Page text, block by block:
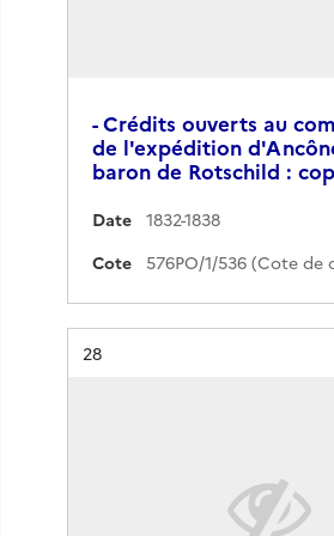
- Crédits ouverts au
de l'expédition
baron de Rotschild :
Date
1832-1838
Cote
576PO/1/536 (Cote de
Résultat n°
28